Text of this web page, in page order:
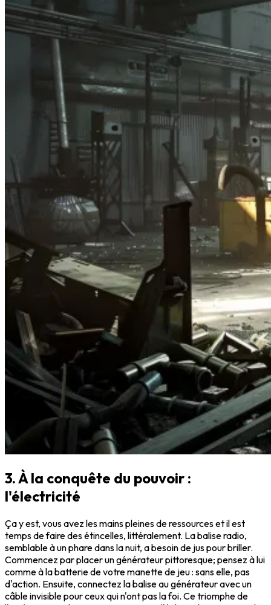
3. À la conquête du pouvoir :
l'électricité
Ça y est, vous avez les mains pleines de ressources et il est
temps de faire des étincelles, littéralement. La balise radio,
semblable à un phare dans la nuit, a besoin de jus pour briller.
Commencez par placer un générateur pittoresque; pensez à lui
comme à la batterie de votre manette de jeu : sans elle, pas
d'action. Ensuite, connectez la balise au générateur avec un
câble invisible pour ceux qui n'ont pas la foi. Ce triomphe de